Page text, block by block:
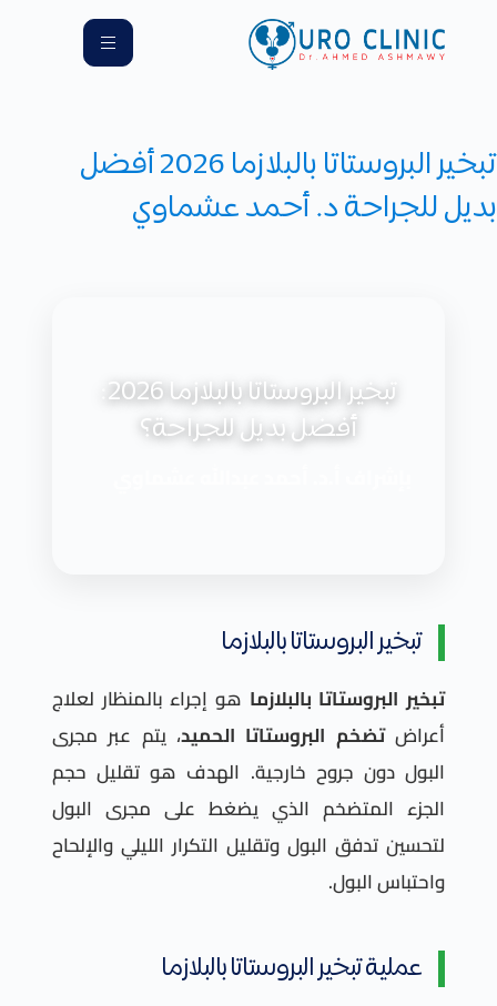
تبخير البروستاتا بالبلازما 2026 أفضل
بديل للجراحة د. أحمد عشماوي
أفضل بديل للجراحة؟
تبخير البروستاتا بالبلازما
تبخير البروستاتا بالبلازما هو إجراء بالمنظار لعلاج
أعراضتضخم البروستاتا الحميد، يتم عبر مجرى
البول دون جروح خارجية. الهدف هو تقليل حجم
الجزء المتضخم الذي يضغط على مجرى البول
لتحسين تدفق البول وتقليل التكرار الليلي والإلحاح
واحتباس البول.
عملية تبخير البروستاتا بالبلازما